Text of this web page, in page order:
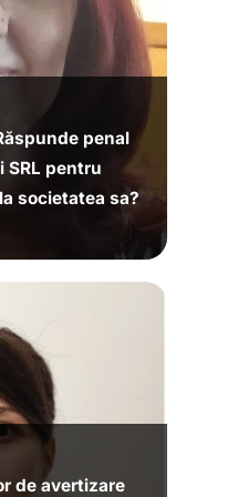
penal
pentru
societatea sa?
de avertizare